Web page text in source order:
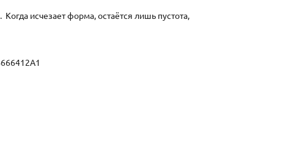
исчезает форма, остаётся лишь пустота,